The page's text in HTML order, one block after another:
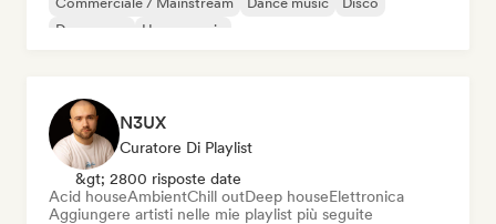
Dream pop
House music
N3UX
Curatore Di Playlist
&gt; 2800 risposte date
Acid houseAmbientChill outDeep houseElettronica
Aggiungere artisti nelle mie playlist più seguite